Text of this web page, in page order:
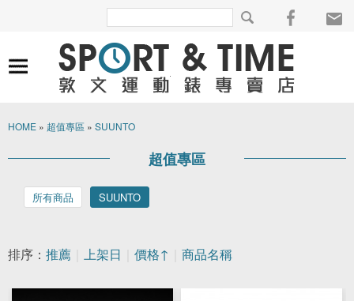
HOME » 超值專區 » SUUNTO
超值專區
所有商品 SUUNTO
排序： 推薦 上架日 價格↑ 商品名稱